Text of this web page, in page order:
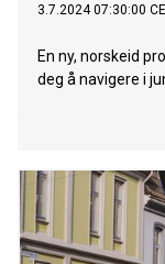
3.7.2024 07:30:00
En ny, norskeid
deg å navigere i